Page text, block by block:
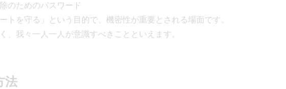
のためのパスワード
トを守る」という目的で、機密性が重要とされる場面です。
、我々一人一人が意識すべきことといえます。
法